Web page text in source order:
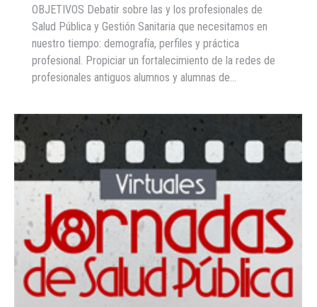
OBJETIVOS Debatir sobre las y los profesionales de
Salud Pública y Gestión Sanitaria que necesitamos en
nuestro tiempo: demografía, perfiles y práctica
profesional. Propiciar un fortalecimiento de la redes de
profesionales antiguos alumnos y alumnas de…